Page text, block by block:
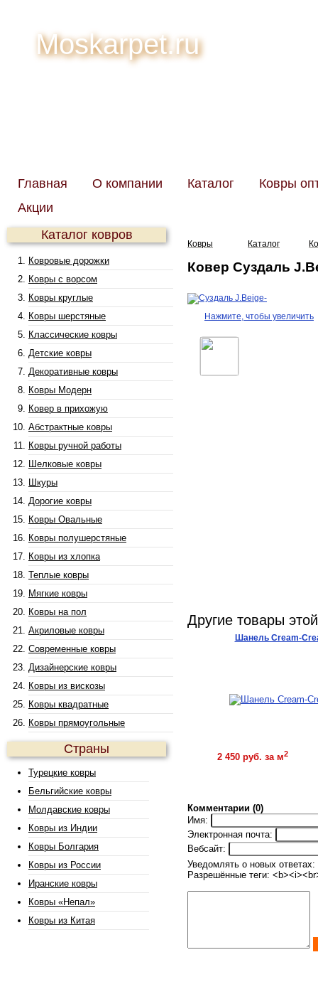
Moskarpet.ru
Главная О компании Каталог
Ковры
Акции
Каталог ковров
Ковровые дорожки
Ковры с ворсом
Ковры круглые
Ковры шерстяные
Классические ковры
Детские ковры
Декоративные ковры
Ковры Модерн
Ковер в прихожую
Абстрактные ковры
Ковры ручной работы
Шелковые ковры
Шкуры
Дорогие ковры
Ковры Овальные
Ковры полушерстяные
Ковры из хлопка
Теплые ковры
Мягкие ковры
Ковры на пол
Акриловые ковры
Современные ковры
Дизайнерские ковры
Ковры из вискозы
Ковры квадратные
Ковры прямоугольные
Страны
Турецкие ковры
Бельгийские ковры
Молдавские ковры
Ковры из Индии
Ковры Болгария
Ковры из России
Иранские ковры
Ковры «Непал»
Ковры из Китая
Ковры Каталог
Ковер Суздаль
Нажмите, чтобы увеличить
Другие товары
Шанель Cream-
2 450 руб. за м2
Купить
Комментарии (0)
Имя:
Электронная почта:
Вебсайт:
Уведомлять о новых ответах:
Разрешённые теги: